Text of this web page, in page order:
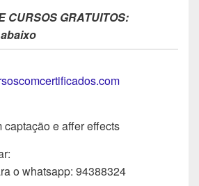
CURSOS GRATUITOS:
captação e affer effects
o whatsapp: 94388324